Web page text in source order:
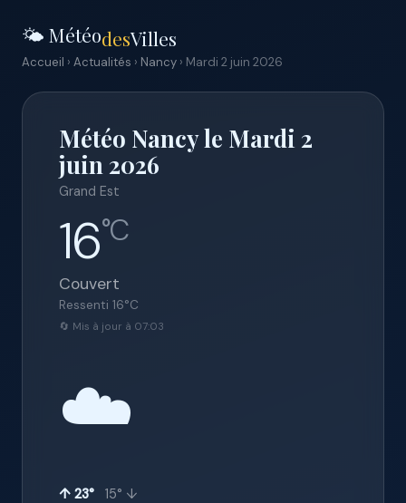
🌤️ MétéodesVilles
Accueil › Actualités › Nancy › Mardi 2 juin 2026
Météo Nancy le Mardi 2
juin 2026
Grand Est
16°C
Couvert
Ressenti 16°C
🔄 Mis à jour à 07:03
☁️
↑ 23° 15° ↓